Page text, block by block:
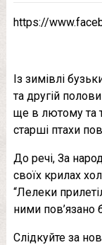
https://
Із зимівлі
та другій
ще в лютому та
старші птахи
До речі, За
своїх крилах
“Лелеки
ними пов’язано
Слідкуйте за